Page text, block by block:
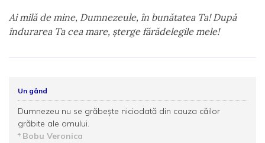
Ai milă de mine, Dumnezeule, în bunătatea Ta! După
îndurarea Ta cea mare, şterge fărădelegile mele!
Un gând
Dumnezeu nu se grăbeşte niciodată din cauza căilor
grăbite ale omului.
Bobu Veronica